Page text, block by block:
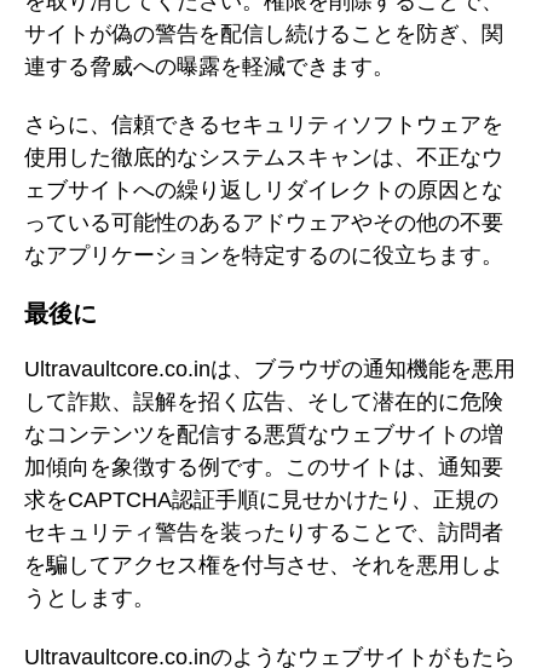
サイトが偽の警告を配信し続けることを防ぎ、関
連する脅威への曝露を軽減できます。
さらに、信頼できるセキュリティソフトウェアを
使用した徹底的なシステムスキャンは、不正なウ
ェブサイトへの繰り返しリダイレクトの原因とな
っている可能性のあるアドウェアやその他の不要
なアプリケーションを特定するのに役立ちます。
最後に
Ultravaultcore.co.inは、ブラウザの通知機能を悪用
して詐欺、誤解を招く広告、そして潜在的に危険
なコンテンツを配信する悪質なウェブサイトの増
加傾向を象徴する例です。このサイトは、通知要
求をCAPTCHA認証手順に見せかけたり、正規の
セキュリティ警告を装ったりすることで、訪問者
を騙してアクセス権を付与させ、それを悪用しよ
うとします。
Ultravaultcore.co.inのようなウェブサイトがもたら